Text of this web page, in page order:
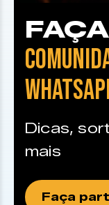
Dicas,
mais
Faça